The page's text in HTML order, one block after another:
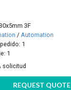
3F
/Automation
1
1
solicitud
REQUEST QUOTE